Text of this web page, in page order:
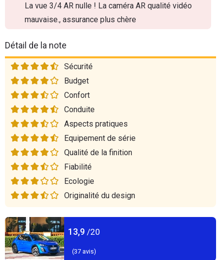
La vue 3/4 AR nulle ! La caméra AR qualité vidéo
mauvaise., assurance plus chère
Détail de la note
Sécurité
Budget
Confort
Conduite
Aspects pratiques
Equipement de série
Qualité de la finition
Fiabilité
Ecologie
Originalité du design
13,9 /20
(37 avis)